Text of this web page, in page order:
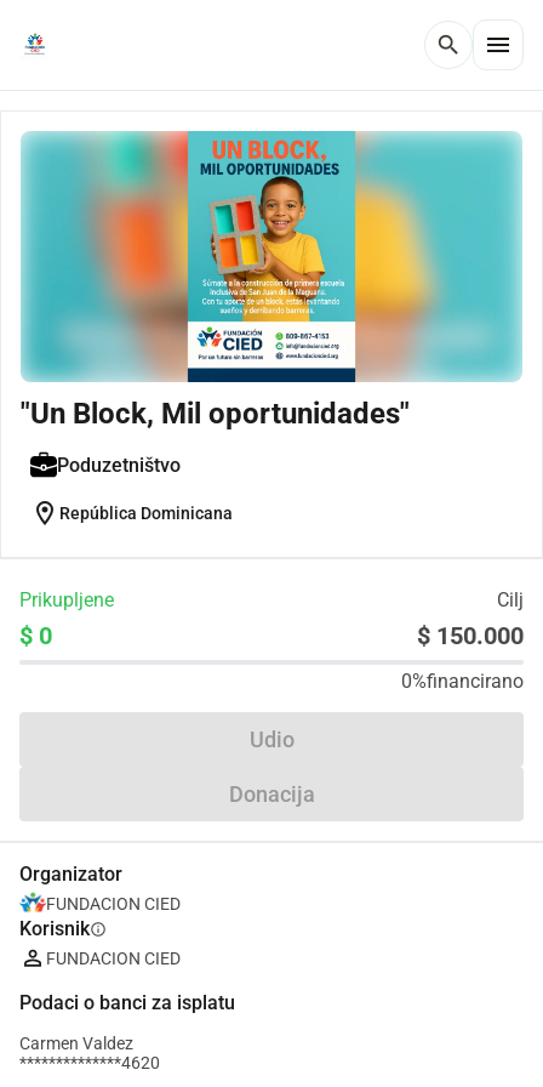
search menu
"Un Block, Mil oportunidades"
Poduzetništvo
location_on República Dominicana
Prikupljene Cilj
$ 0 $ 150.000
0%financirano
Udio
Donacija
Organizator
FUNDACION CIED
Korisnikinfo
FUNDACION CIED
Podaci o banci za isplatu
Carmen Valdez
**************4620